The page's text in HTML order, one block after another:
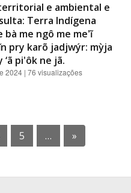
e ambiental e
Terra Indígena
bà me ngô me me'ĩ
pry karõ jadjwýr: mỳja
‘ã pi'ôk ne jã.
2024 | 76 visualizações
5 … »